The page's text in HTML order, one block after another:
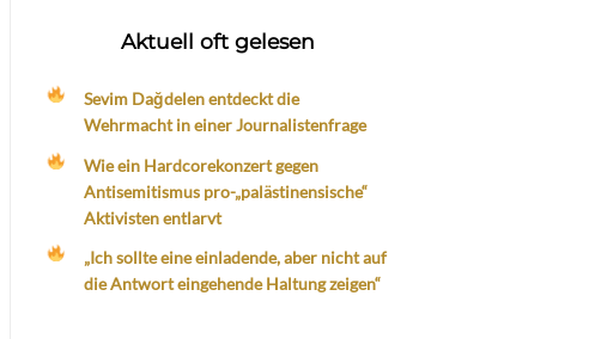
Aktuell oft gelesen
Sevim Dağdelen entdeckt die
Wehrmacht in einer Journalistenfrage
Wie ein Hardcorekonzert gegen
Antisemitismus pro-„palästinensische“
Aktivisten entlarvt
„Ich sollte eine einladende, aber nicht auf
die Antwort eingehende Haltung zeigen“